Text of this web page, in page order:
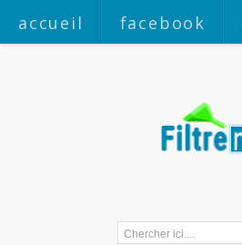
accueil facebook